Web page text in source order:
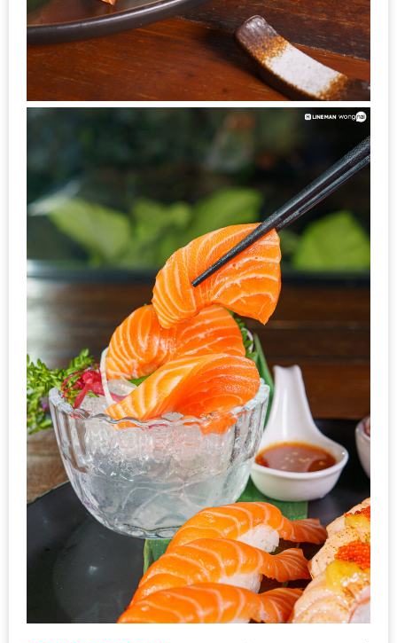
ช็อป
ฟิน
กิน
เพลิน
GAME
(SABAI
SEAFOOD)
HOMEPRO
FAIR
2017
เชียงใหม่
งาน
เดียว
ทั้ง
ช้อป
กิน
เที่ยว
พร้อม